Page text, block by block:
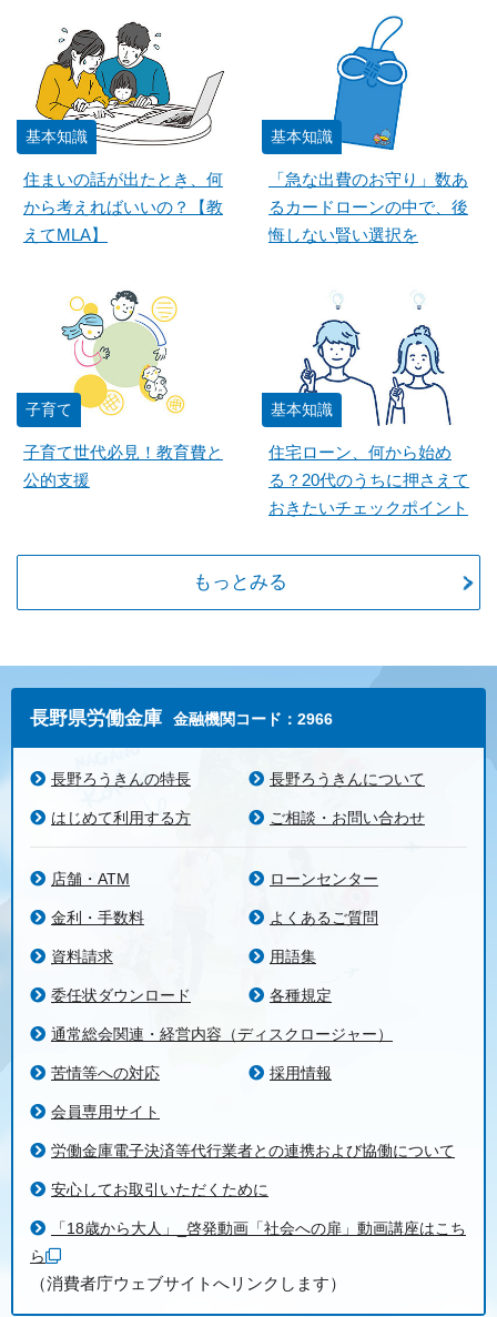
基本知識
住まいの話が出たとき、何
から考えればいいの？【教
えてMLA】
基本知識
「急な出費のお守り」数あ
るカードローンの中で、後
悔しない賢い選択を
子育て
子育て世代必見！教育費と
公的支援
基本知識
住宅ローン、何から始め
る？20代のうちに押さえて
おきたいチェックポイント
もっとみる
長野県労働金庫 金融機関コード：2966
長野ろうきんの特長 長野ろうきんについて
はじめて利用する方 ご相談・お問い合わせ
店舗・ATM ローンセンター
金利・手数料 よくあるご質問
資料請求 用語集
委任状ダウンロード 各種規定
通常総会関連・経営内容（ディスクロージャー）
苦情等への対応 採用情報
会員専用サイト
労働金庫電子決済等代行業者との連携および協働について
安心してお取引いただくために
「18歳から大人」_啓発動画「社会への扉」動画講座はこち
ら
（消費者庁ウェブサイトへリンクします）